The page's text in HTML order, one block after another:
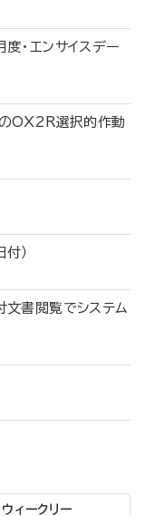
・エンサイスデー
OX2R選択的作動
日付）
書閲覧でシステム
ウィークリー